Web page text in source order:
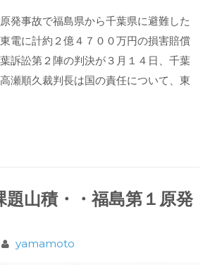
発事故で福島県から千葉県に避難した
電に計約２億４７００万円の損害賠償
訴訟第２陣の判決が３月１４日、千葉
瀬順久裁判長は国の責任について、東
山積・・福島第１原発
yamamoto